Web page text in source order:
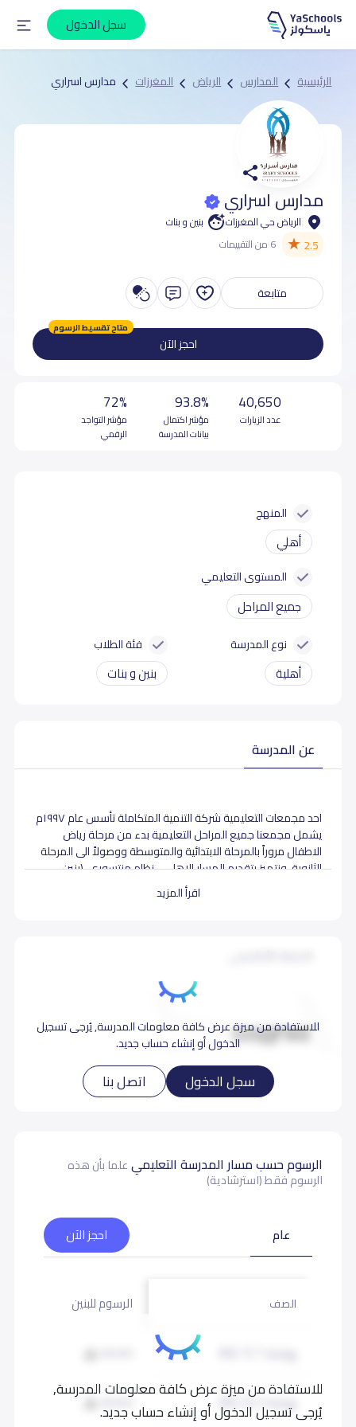
سجل الدخول
الرئيسية المدارس الرياض المغرزات مدارس اسراري
مدارس اسراري
الرياض حي المغرزات بنين و بنات
2.5
★ 6 من التقييمات
متابعة
احجز الآن
متاح تقسيط الرسوم
40,650
عدد الزيارات
93.8%
مؤشر اكتمال
بيانات المدرسة
72%
مؤشر التواجد
الرقمي
المنهج
أهلي
المستوى التعليمي
جميع المراحل
نوع المدرسة
أهلية
فئة الطلاب
بنين و بنات
عن المدرسة
اقرأ المزيد
احد مجمعات التعليمية شركة التنمية المتكاملة تأسس عام ١٩٩٧م
يشمل مجمعنا جميع المراحل التعليمية بدء من مرحلة رياض
الاطفال مروراً بالمرحلة الابتدائية والمتوسطة ووصولاً الى المرحلة
الثانوية، ونتميز بتقديم المسار الاهلي - نظام منتسوري. (بنين -
للاستفادة من ميزة عرض كافة معلومات المدرسة, يُرجى تسجيل
الدخول أو إنشاء حساب جديد.
سجل الدخول اتصل بنا
الرسوم حسب مسار المدرسة التعليميعلما بأن هذه
الرسوم فقط (استرشادية)
للاستفادة من ميزة عرض كافة معلومات المدرسة,
يُرجى تسجيل الدخول أو إنشاء حساب جديد.
عام احجز الآن
الصف الرسوم للبنين
روضة 2 (KG 2) 28,000